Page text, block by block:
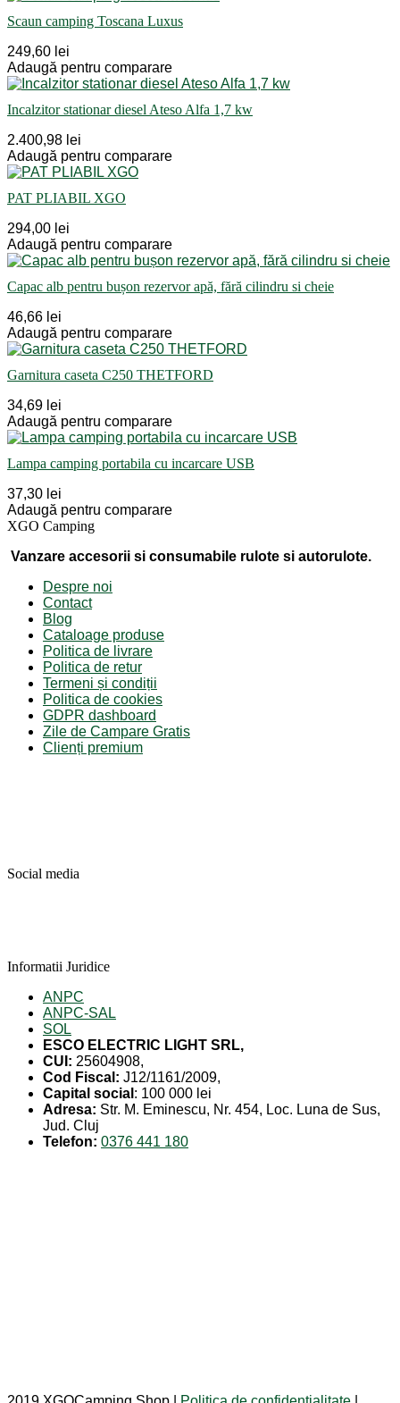
Scaun camping Toscana Luxus
249,60 lei
Adaugă pentru comparare
Incalzitor stationar diesel Ateso Alfa 1,7 kw
2.400,98 lei
Adaugă pentru comparare
PAT PLIABIL XGO
294,00 lei
Adaugă pentru comparare
Capac alb pentru bușon rezervor apă, fără cilindru si cheie
46,66 lei
Adaugă pentru comparare
Garnitura caseta C250 THETFORD
34,69 lei
Adaugă pentru comparare
Lampa camping portabila cu incarcare USB
37,30 lei
Adaugă pentru comparare
XGO Camping
Vanzare accesorii si consumabile rulote si autorulote.
Despre noi
Contact
Blog
Cataloage produse
Politica de livrare
Politica de retur
Termeni și condiții
Politica de cookies
GDPR dashboard
Zile de Campare Gratis
Clienți premium
Social media
Informatii Juridice
ANPC
ANPC-SAL
SOL
ESCO ELECTRIC LIGHT SRL,
CUI: 25604908,
Cod Fiscal: J12/1161/2009,
Capital social : 100 000 lei
Adresa: Str. M. Eminescu, Nr. 454, Loc. Luna de Sus,
Jud. Cluj
Telefon: 0376 441 180